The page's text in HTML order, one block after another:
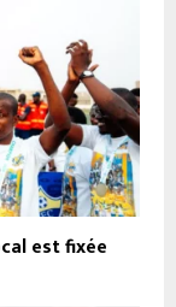
est fixée